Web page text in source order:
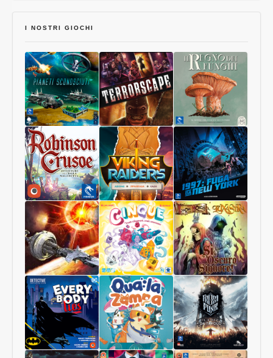
I NOSTRI GIOCHI
Pianeti
Sconosciuti
Terrorscape
Il
Regno
dei
Funghi
Robinson
Crusoe
Collector
Edition
Viking
Raiders
1997:
Fuga
da
New
York
Starship
Interstellar
Cinque
Sì,
Oscuro
Signore
Luxastra